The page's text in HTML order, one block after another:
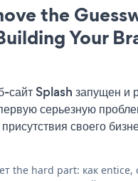
the
Your
сайт Splash запущен и
серьезную
своего
the hard part: как entice,